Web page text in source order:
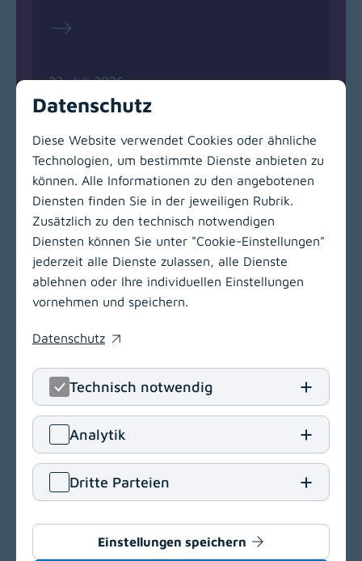
22. Juli 2026
(opens in a new window)
Zur Hauptnavigation
LinkedIn
(opens in
Klinikum Klagenfurt am Wörthersee
Feschnigstraße 11
9020 Klagenfurt am Wörthersee
+43 463 538-0
Eklinikum.klagenfurt[at]kabeg.at
Datenschutz
Diese Website verwendet Cookies oder ähnliche
Technologien, um bestimmte Dienste anbieten zu
können. Alle Informationen zu den angebotenen
Diensten finden Sie in der jeweiligen Rubrik.
Zusätzlich zu den technisch notwendigen
Diensten können Sie unter "Cookie-Einstellungen"
jederzeit alle Dienste zulassen, alle Dienste
ablehnen oder Ihre individuellen Einstellungen
vornehmen und speichern.
Datenschutz
(opens in a new window)
Technisch notwendig
Analytik
Dritte Parteien
Einstellungen speichern